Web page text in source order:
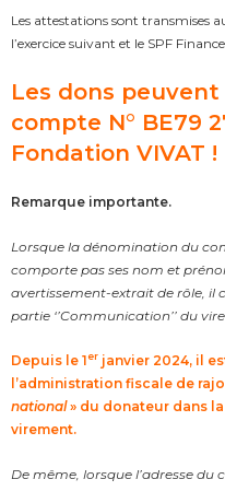
Les attestations sont transmises
l’exercice suivant et le SPF
Les dons
compte N° BE79
Fondation VIVAT !
Remarque importante.
Lorsque la dénomination du
comporte pas ses nom et
avertissement-extrait de rôle, il
partie ‘’Communication’’ du
Depuis le 1er janvier 2024, il
l’administration fiscale de
national» du donateur dans la
virement.
De même, lorsque l’adresse